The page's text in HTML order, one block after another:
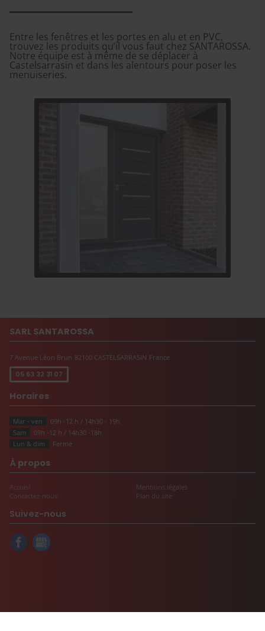
Entre les fenêtres et les portes en alu et en PVC,
trouvez les produits qu’il vous faut chez SANTAROSSA.
Notre équipe est à même de se déplacer à
Castelsarrasin et dans les alentours pour poser les
menuiseries.
SARL SANTAROSSA
7 Avenue Léon Brun 82100 CASTELSARRASIN France
05 63 32 31 07
Horaires
Mar - ven
09h -12 h / 14h30 - 19h
Sam
09h -12 h / 14h30 -18h
Lun & dim
Fermé
À propos
Accueil
Contactez-nous
Mentions légales
Plan du site
Suivez-nous